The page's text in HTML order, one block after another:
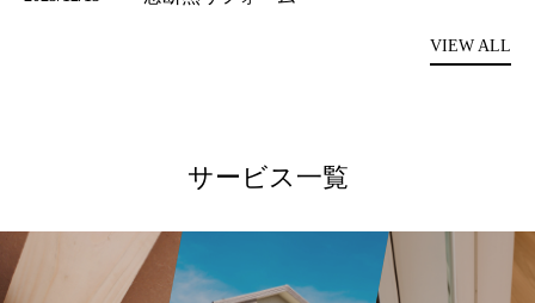
エクステリア工事
VIEW ALL
サービス一覧